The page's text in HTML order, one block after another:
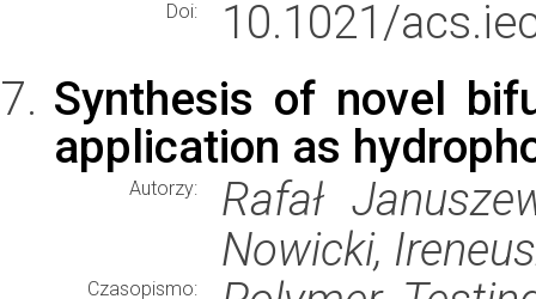
Doi:
10.1021/
Synthesis of novel
application as
Autorzy:
Rafał
Nowicki,
Czasopismo: